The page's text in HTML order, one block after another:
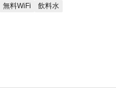
無料WiFi 飲料水